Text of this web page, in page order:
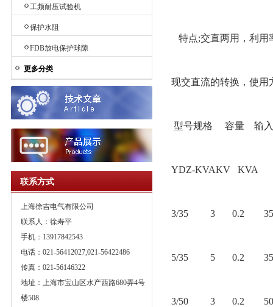
工频耐压试验机
保护水阻
FDB放电保护球隙
更多分类
联系方式
上海徐吉电气有限公司
联系人：徐寿平
手机：13917842543
电话：021-56412027,021-56422486
传真：021-56146322
地址：上海市宝山区水产西路680弄4号
楼508
特点;交直两用，利用
现交直流的转换，使用
型号规格 容量 输入
YDZ-KVAKV
3/35 3 0.2
5/35 5 0.2
3/50 3 0.2